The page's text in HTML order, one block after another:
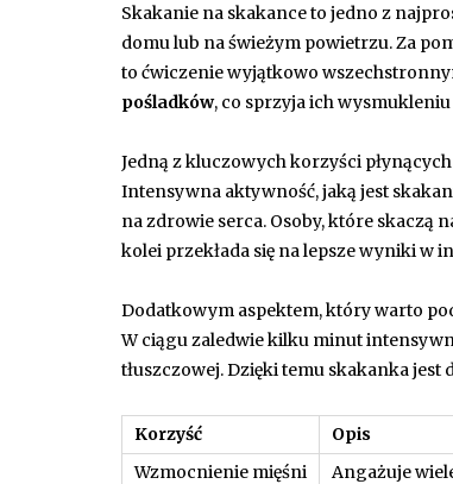
Skakanie na skakance to jedno z
domu lub na świeżym powietrzu. Za
to ćwiczenie wyjątkowo
pośladków, co sprzyja ich
Jedną z kluczowych korzyści
Intensywna aktywność, jaką jest
na zdrowie serca. Osoby, które skaczą
kolei przekłada się na lepsze wyniki w
Dodatkowym aspektem, który warto
W ciągu zaledwie kilku minut
tłuszczowej. Dzięki temu skakanka
Korzyść
Opis
Wzmocnienie mięśni
Angażuje